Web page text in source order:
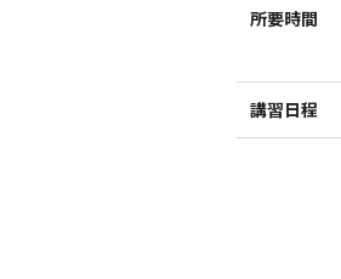
所要時間
講習日程